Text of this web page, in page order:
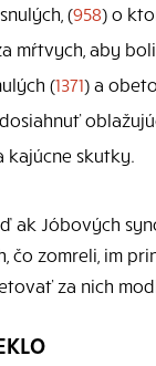
(958) o
mŕtvych, aby
(1371) a
kajúcne skutky.
ak Jóbových
zomreli, im
za nich